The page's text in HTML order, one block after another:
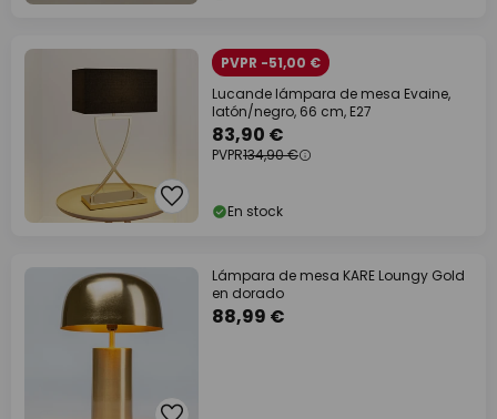
PVPR -51,00 €
Lucande lámpara de mesa Evaine,
latón/negro, 66 cm, E27
83,90 €
PVPR134,90 €
En stock
Lámpara de mesa KARE Loungy Gold
en dorado
88,99 €